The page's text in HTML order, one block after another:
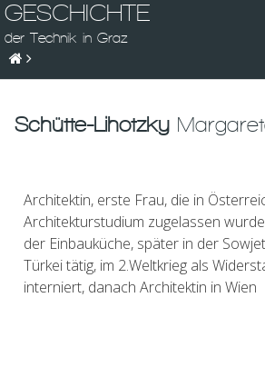
GESCHICHTE
der Technik in Graz
Schütte-Lihotzky
Architektin, erste Frau, die in
Architekturstudium zugelassen
der Einbauküche, später in der
Türkei tätig, im 2.Weltkrieg als
interniert, danach Architektin in Wien